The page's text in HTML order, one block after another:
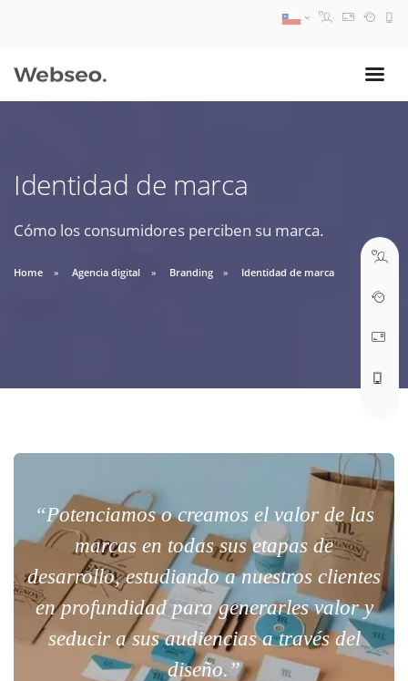
Identidad de marca
Cómo los consumidores perciben su marca.
Home Agencia digital Branding Identidad de marca
“Potenciamos o creamos el valor de las
marcas en todas sus etapas de
desarrollo, estudiando a nuestros clientes
en profundidad para generarles valor y
seducir a sus audiencias a través del
diseño.”
09:30 AM A 18:30 PM
soporte@webseo.cl